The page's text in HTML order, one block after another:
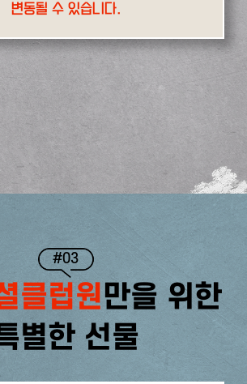
변동될 수 있습니다.
#03
클럽원만을 위한
별한 선물